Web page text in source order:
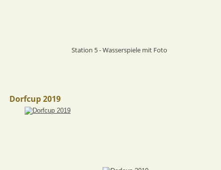
Dorfcup 2019
Station 5 - Wasserspiele mit Foto